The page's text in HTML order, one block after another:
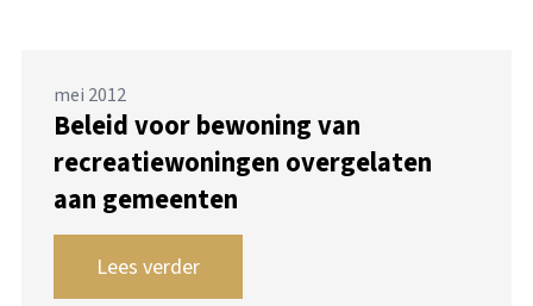
mei 2012
Beleid voor bewoning van
recreatiewoningen overgelaten
aan gemeenten
Lees verder